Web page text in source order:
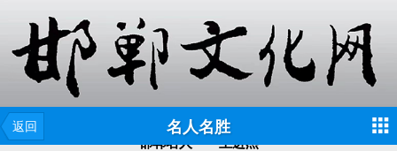
返回 名人名胜
邯郸名人——王进杰